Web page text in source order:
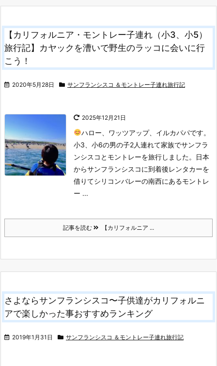
【カリフォルニア・モントレー子連れ（小3、小5）
旅行記】カヤックを漕いで野生のラッコに会いに行
こう！
2020年5月28日 サンフランシスコ ＆モントレー子連れ旅行記
2025年12月21日
ハロー、ワッツアップ、イルカパパです。
小3、小6の男の子2人連れて家族でサンフラ
ンシスコとモントレーを旅行しました。
日本
からサンフランシスコに到着後レンタカーを
借りてシリコンバレーの南西にあるモントレ
ー ...
記事を読む 【カリフォルニア ...
さよならサンフランシスコ〜子供達がカリフォルニ
アで楽しかった事おすすめランキング
2019年1月31日 サンフランシスコ ＆モントレー子連れ旅行記